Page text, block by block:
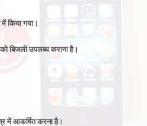
किया गया।
बिजली उपलब्ध कराना है।
में आकर्षित करना है।